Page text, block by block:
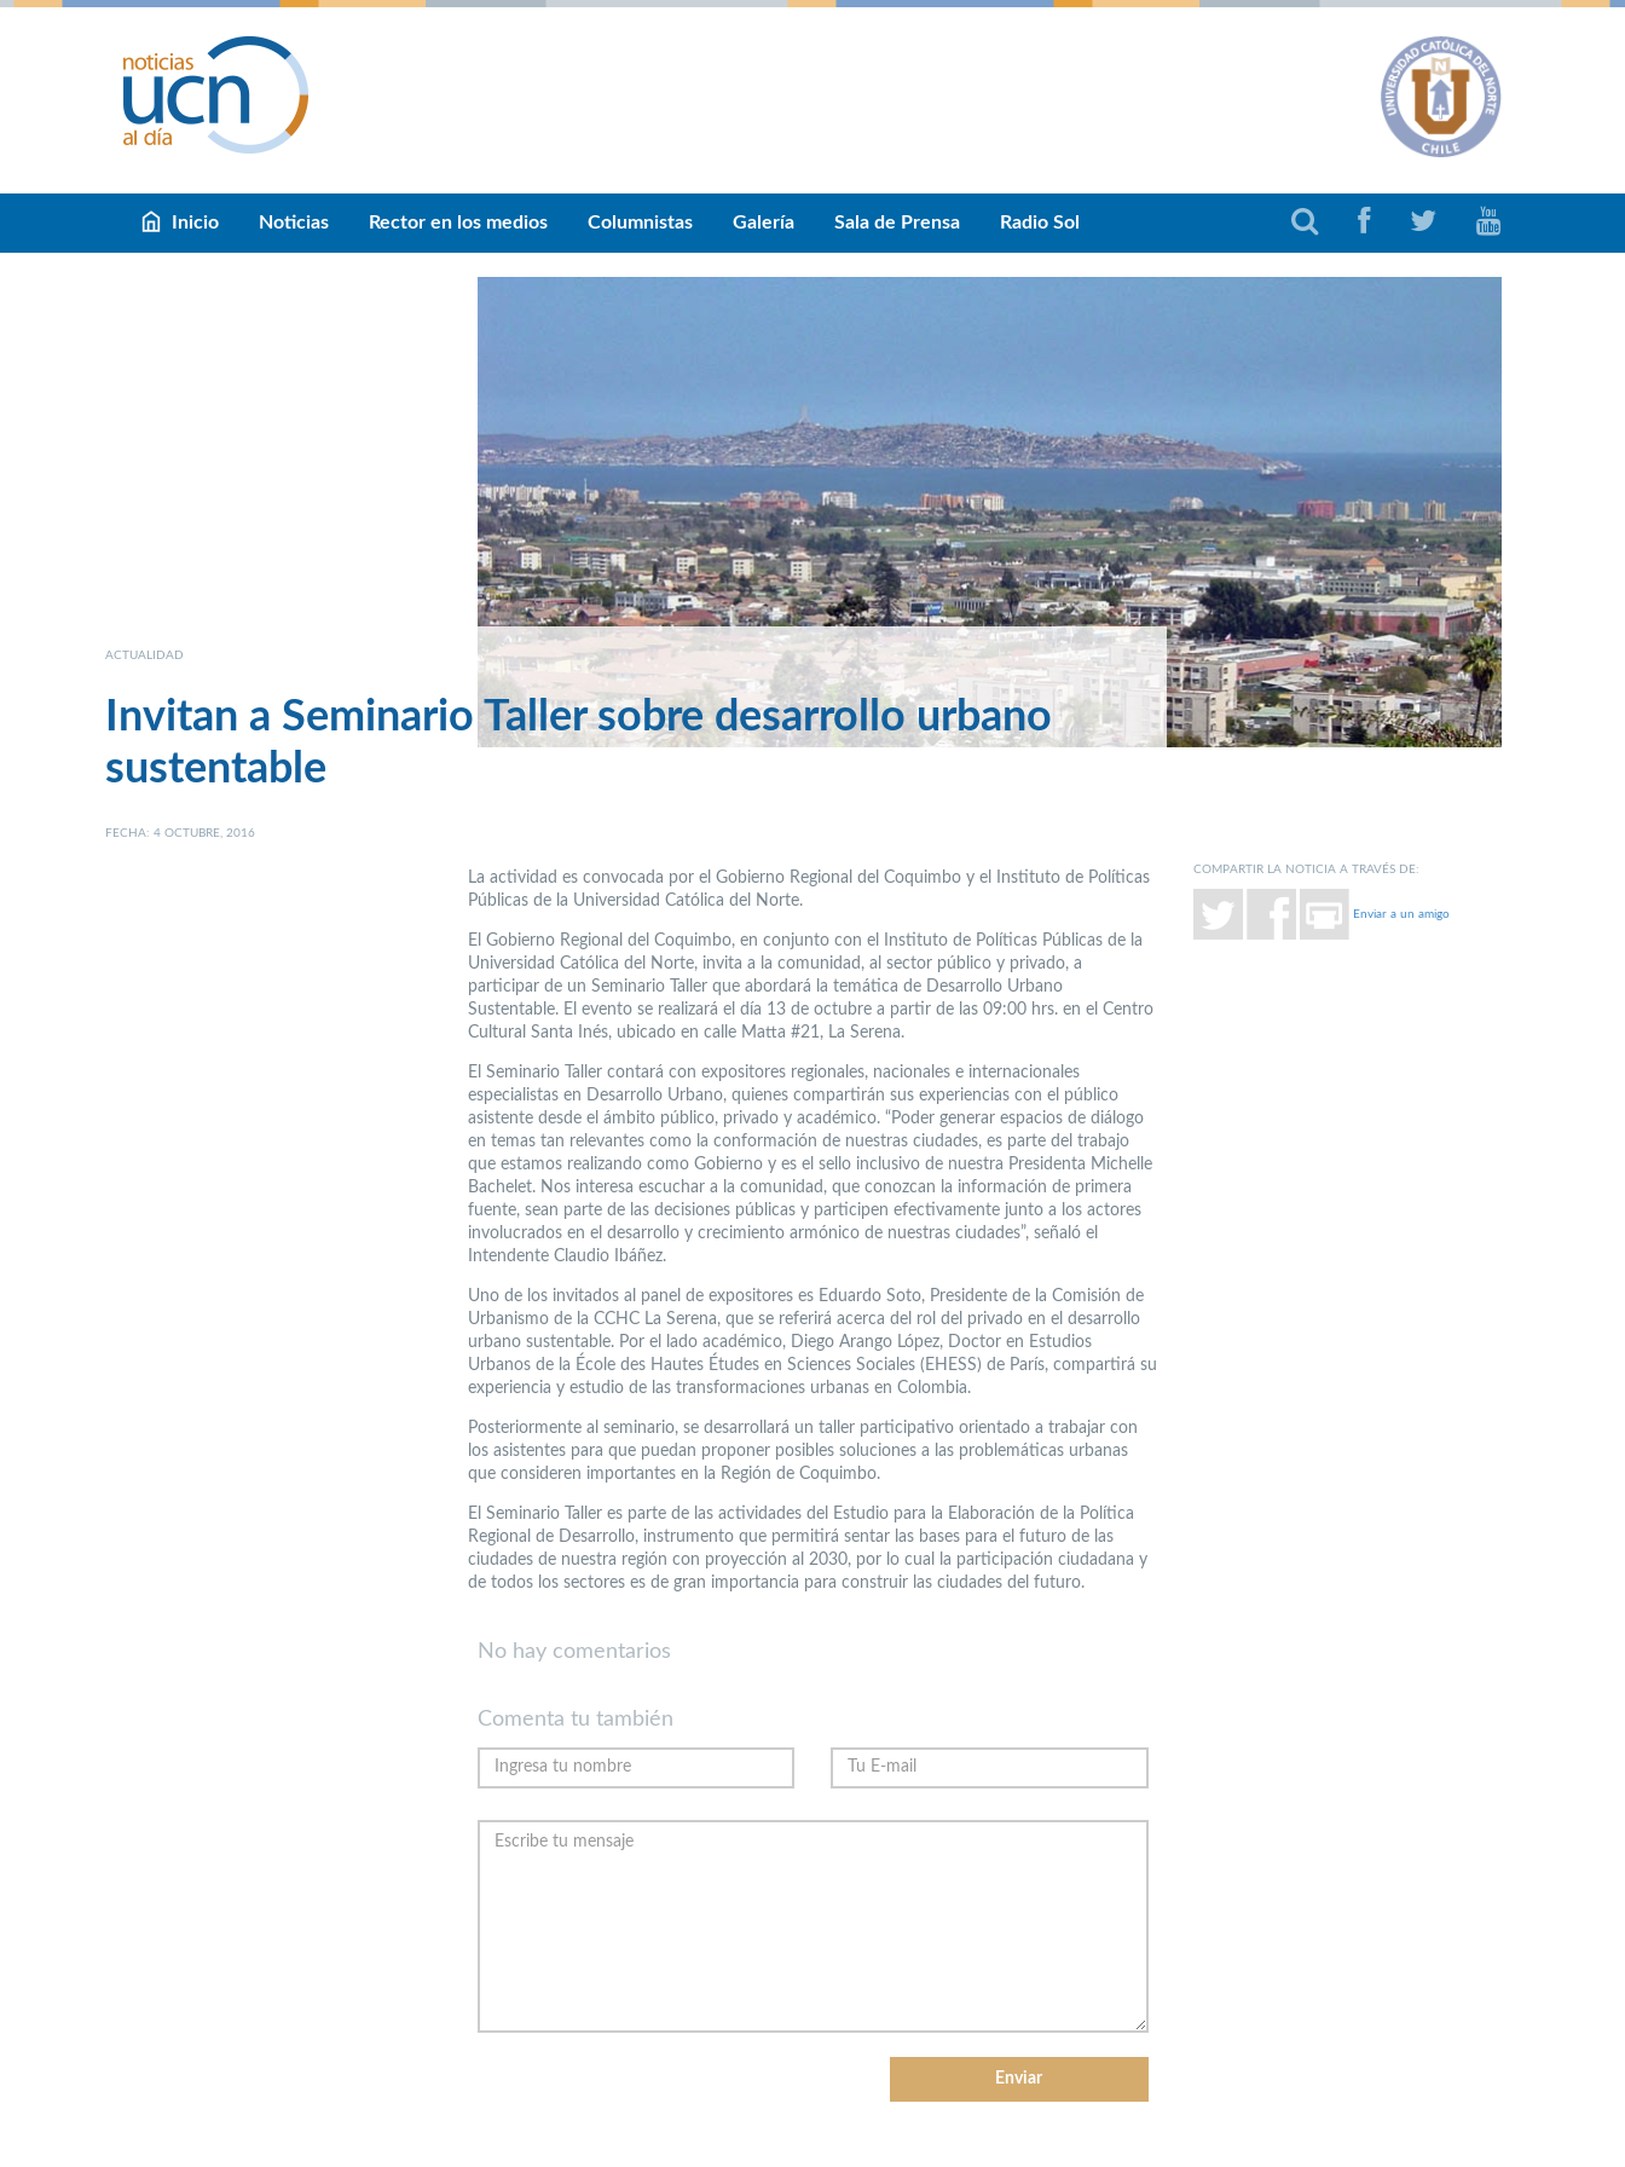
Inicio Noticias Rector en los medios Columnistas Galería Sala de Prensa Radio Sol
ACTUALIDAD
Invitan a Seminario Taller sobre desarrollo urbano
sustentable
FECHA: 4 OCTUBRE, 2016
La actividad es convocada por el Gobierno Regional del Coquimbo y el Instituto de Políticas
Públicas de la Universidad Católica del Norte.
El Gobierno Regional del Coquimbo, en conjunto con el Instituto de Políticas Públicas de la
Universidad Católica del Norte, invita a la comunidad, al sector público y privado, a
participar de un Seminario Taller que abordará la temática de Desarrollo Urbano
Sustentable. El evento se realizará el día 13 de octubre a partir de las 09:00 hrs. en el Centro
Cultural Santa Inés, ubicado en calle Matta #21, La Serena.
El Seminario Taller contará con expositores regionales, nacionales e internacionales
especialistas en Desarrollo Urbano, quienes compartirán sus experiencias con el público
asistente desde el ámbito público, privado y académico. “Poder generar espacios de diálogo
en temas tan relevantes como la conformación de nuestras ciudades, es parte del trabajo
que estamos realizando como Gobierno y es el sello inclusivo de nuestra Presidenta Michelle
Bachelet. Nos interesa escuchar a la comunidad, que conozcan la información de primera
fuente, sean parte de las decisiones públicas y participen efectivamente junto a los actores
involucrados en el desarrollo y crecimiento armónico de nuestras ciudades”, señaló el
Intendente Claudio Ibáñez.
Uno de los invitados al panel de expositores es Eduardo Soto, Presidente de la Comisión de
Urbanismo de la CCHC La Serena, que se referirá acerca del rol del privado en el desarrollo
urbano sustentable. Por el lado académico, Diego Arango López, Doctor en Estudios
Urbanos de la École des Hautes Études en Sciences Sociales (EHESS) de París, compartirá su
experiencia y estudio de las transformaciones urbanas en Colombia.
Posteriormente al seminario, se desarrollará un taller participativo orientado a trabajar con
los asistentes para que puedan proponer posibles soluciones a las problemáticas urbanas
que consideren importantes en la Región de Coquimbo.
El Seminario Taller es parte de las actividades del Estudio para la Elaboración de la Política
Regional de Desarrollo, instrumento que permitirá sentar las bases para el futuro de las
ciudades de nuestra región con proyección al 2030, por lo cual la participación ciudadana y
de todos los sectores es de gran importancia para construir las ciudades del futuro.
COMPARTIR LA NOTICIA A TRAVÉS DE:
Enviar a un amigo
No hay comentarios
Comenta tu también